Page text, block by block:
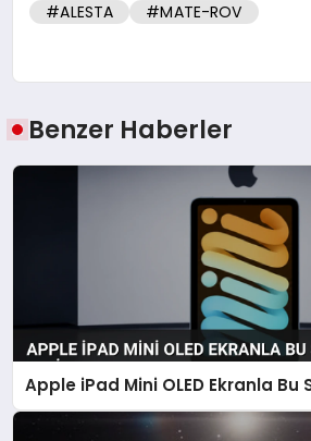
#ALESTA #MATE-ROV
Benzer Haberler
Apple iPad Mini OLED Ekranla